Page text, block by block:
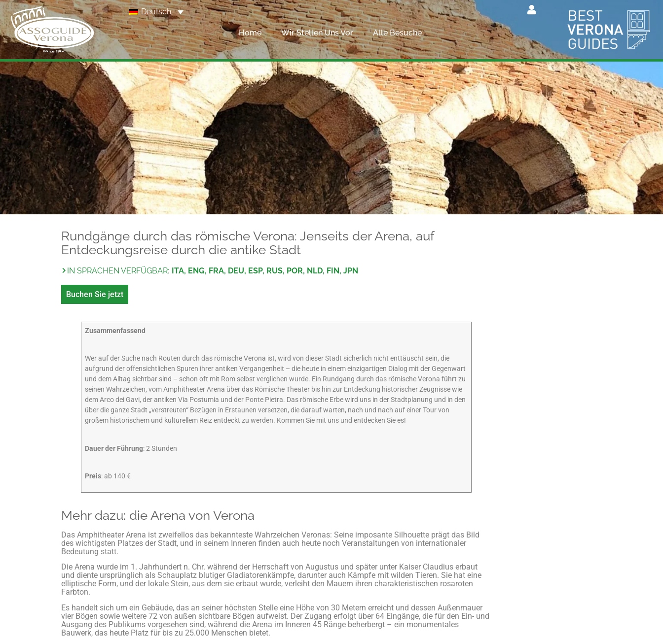
Deutsch
Home Wir Stellen Uns Vor Alle Besuche
Rundgänge durch das römische Verona: Jenseits der Arena, auf
Entdeckungsreise durch die antike Stadt
IN SPRACHEN VERFÜGBAR: ITA, ENG, FRA, DEU, ESP, RUS, POR, NLD, FIN, JPN
Buchen Sie jetzt
Zusammenfassend
Wer auf der Suche nach Routen durch das römische Verona ist, wird von dieser Stadt sicherlich nicht enttäuscht sein, die
aufgrund der offensichtlichen Spuren ihrer antiken Vergangenheit – die heute in einem einzigartigen Dialog mit der Gegenwart
und dem Alltag sichtbar sind – schon oft mit Rom selbst verglichen wurde. Ein Rundgang durch das römische Verona führt zu
seinen Wahrzeichen, vom Amphitheater Arena über das Römische Theater bis hin zur Entdeckung historischer Zeugnisse wie
dem Arco dei Gavi, der antiken Via Postumia und der Ponte Pietra. Das römische Erbe wird uns in der Stadtplanung und in den
über die ganze Stadt „verstreuten“ Bezügen in Erstaunen versetzen, die darauf warten, nach und nach auf einer Tour von
großem historischem und kulturellem Reiz entdeckt zu werden. Kommen Sie mit uns und entdecken Sie es!
Dauer der Führung: 2 Stunden
Preis: ab 140 €
Mehr dazu: die Arena von Verona
Das Amphitheater Arena ist zweifellos das bekannteste Wahrzeichen Veronas: Seine imposante Silhouette prägt das Bild
des wichtigsten Platzes der Stadt, und in seinem Inneren finden auch heute noch Veranstaltungen von internationaler
Bedeutung statt.
Die Arena wurde im 1. Jahrhundert n. Chr. während der Herrschaft von Augustus und später unter Kaiser Claudius erbaut
und diente ursprünglich als Schauplatz blutiger Gladiatorenkämpfe, darunter auch Kämpfe mit wilden Tieren. Sie hat eine
elliptische Form, und der lokale Stein, aus dem sie erbaut wurde, verleiht den Mauern ihren charakteristischen rosaroten
Farbton.
Es handelt sich um ein Gebäude, das an seiner höchsten Stelle eine Höhe von 30 Metern erreicht und dessen Außenmauer
vier Bögen sowie weitere 72 von außen sichtbare Bögen aufweist. Der Zugang erfolgt über 64 Eingänge, die für den Ein- und
Ausgang des Publikums vorgesehen sind, während die Arena im Inneren 45 Ränge beherbergt – ein monumentales
Bauwerk, das heute Platz für bis zu 25.000 Menschen bietet.